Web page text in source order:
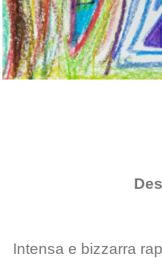
Intensa e bizzarra